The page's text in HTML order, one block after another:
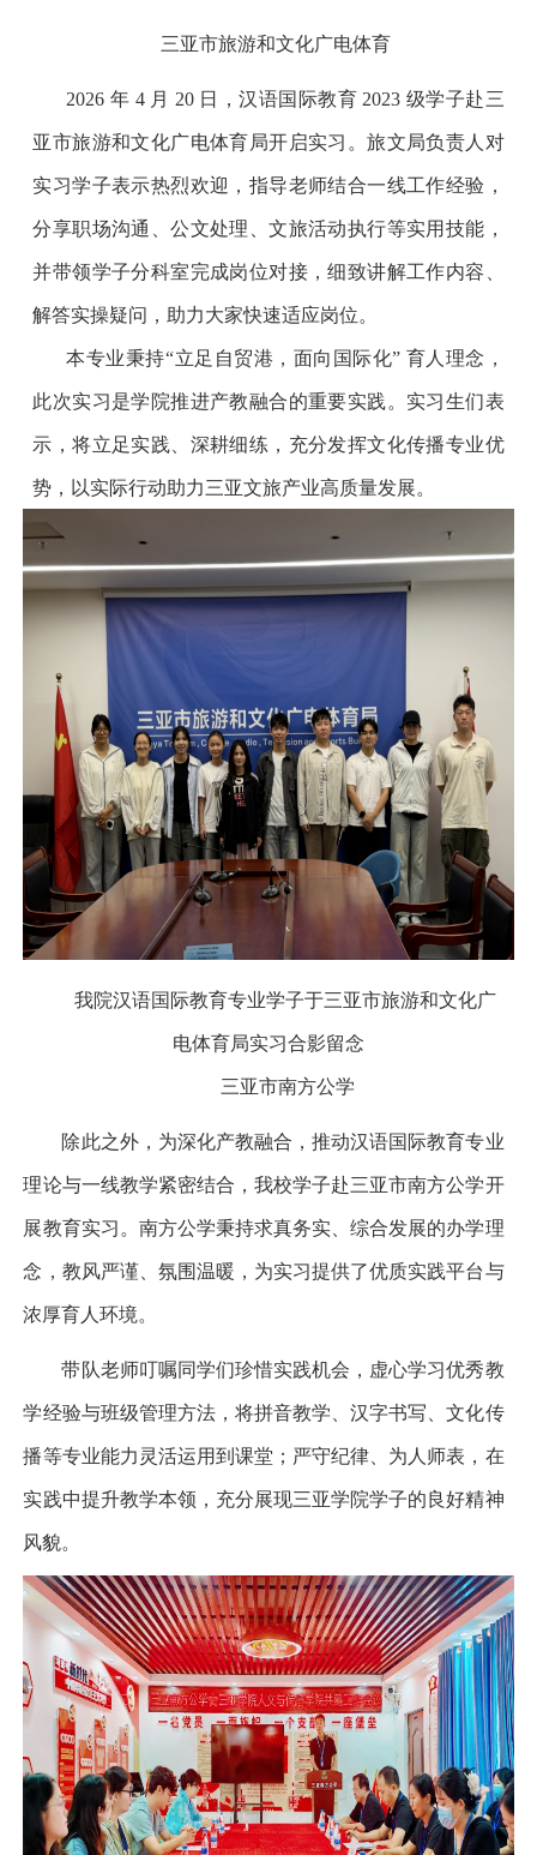
三亚市旅游和文化广电体育
2026 年 4 月 20 日，汉语国际教育 2023 级学子赴三
亚市旅游和文化广电体育局开启实习。旅文局负责人对
实习学子表示热烈欢迎，指导老师结合一线工作经验，
分享职场沟通、公文处理、文旅活动执行等实用技能，
并带领学子分科室完成岗位对接，细致讲解工作内容、
解答实操疑问，助力大家快速适应岗位。
本专业秉持“立足自贸港，面向国际化” 育人理念，
此次实习是学院推进产教融合的重要实践。实习生们表
示，将立足实践、深耕细练，充分发挥文化传播专业优
势，以实际行动助力三亚文旅产业高质量发展。
我院汉语国际教育专业学子于三亚市旅游和文化广
电体育局实习合影留念
三亚市南方公学
除此之外，为深化产教融合，推动汉语国际教育专业
理论与一线教学紧密结合，我校学子赴三亚市南方公学开
展教育实习。南方公学秉持求真务实、综合发展的办学理
念，教风严谨、氛围温暖，为实习提供了优质实践平台与
浓厚育人环境。
带队老师叮嘱同学们珍惜实践机会，虚心学习优秀教
学经验与班级管理方法，将拼音教学、汉字书写、文化传
播等专业能力灵活运用到课堂；严守纪律、为人师表，在
实践中提升教学本领，充分展现三亚学院学子的良好精神
风貌。